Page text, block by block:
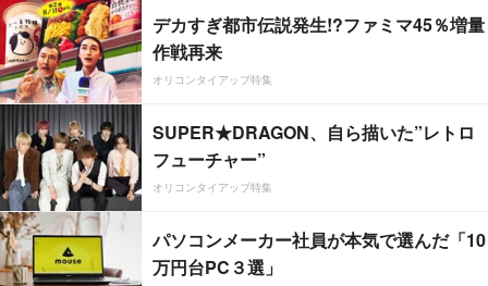
デカすぎ都市伝説発生!?ファミマ45％増量
作戦再来
オリコンタイアップ特集
SUPER★DRAGON、自ら描いた”レトロ
フューチャー”
オリコンタイアップ特集
パソコンメーカー社員が本気で選んだ「10
万円台PC３選」